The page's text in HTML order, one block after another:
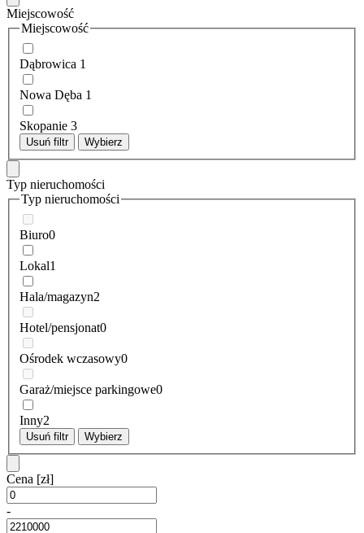
Miejscowość
Miejscowość
Dąbrowica 1
Nowa Dęba 1
Skopanie 3
Usuń filtr Wybierz
Typ nieruchomości
Typ nieruchomości
Biuro0
Lokal1
Hala/magazyn2
Hotel/pensjonat0
Ośrodek wczasowy0
Garaż/miejsce parkingowe0
Inny2
Usuń filtr Wybierz
Cena [zł]
-